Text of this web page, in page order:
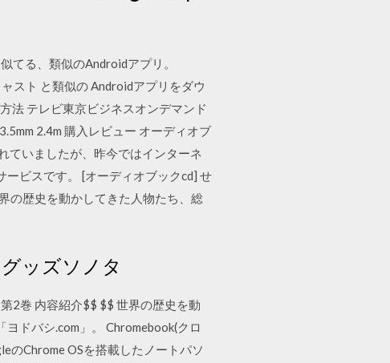
てる、類似のAndroidアプリ。
スト と類似の Androidアプリをダウ
法 テレビ東京ビジネスオンデマンド
2.4m 購入レビュー オーディオブ
ていましたが、昨今ではインターネ
ビスです。 [オーディオブックcd] せ
の歴史を動かしてきた人物たち、総
ッズソノタ
2巻 内容紹介$$ $$ 世界の歴史を動
ドバシ.com」。 Chromebook(クロ
Chrome OSを搭載したノートパソ